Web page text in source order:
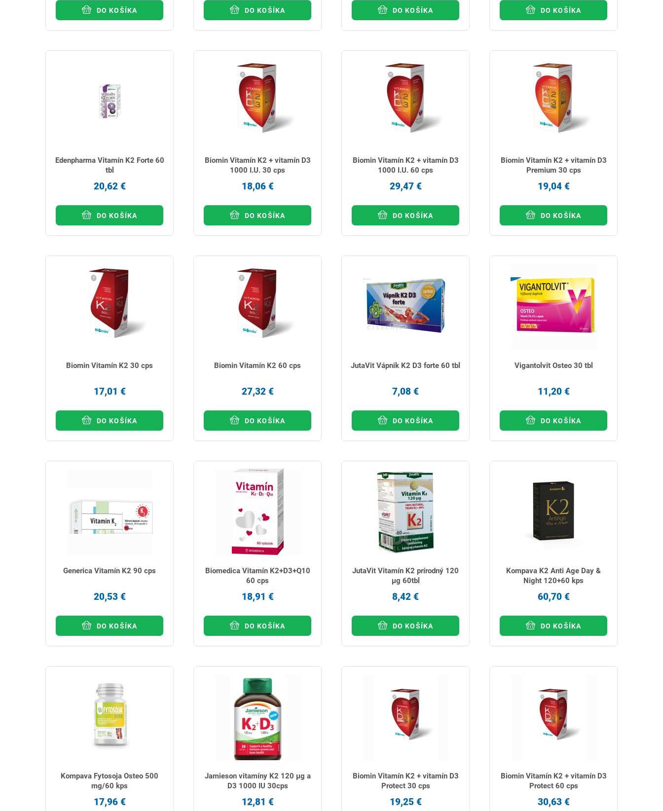
DO KOŠÍKA DO KOŠÍKA DO KOŠÍKA DO KOŠÍKA
Edenpharma Vitamín K2 Forte 60
tbl
20,62 €
DO KOŠÍKA
Biomin Vitamín K2 + vitamín D3
1000 I.U. 30 cps
18,06 €
DO KOŠÍKA
Biomin Vitamín K2 + vitamín D3
1000 I.U. 60 cps
29,47 €
DO KOŠÍKA
Biomin Vitamín K2 + vitamín D3
Premium 30 cps
19,04 €
DO KOŠÍKA
Biomin Vitamín K2 30 cps
17,01 €
DO KOŠÍKA
Biomin Vitamín K2 60 cps
27,32 €
DO KOŠÍKA
JutaVit Vápnik K2 D3 forte 60 tbl
7,08 €
DO KOŠÍKA
Vigantolvit Osteo 30 tbl
11,20 €
DO KOŠÍKA
Generica Vitamín K2 90 cps
20,53 €
DO KOŠÍKA
Biomedica Vitamín K2+D3+Q10
60 cps
18,91 €
DO KOŠÍKA
JutaVit Vitamín K2 prírodný 120
µg 60tbl
8,42 €
DO KOŠÍKA
Kompava K2 Anti Age Day &
Night 120+60 kps
60,70 €
DO KOŠÍKA
Kompava Fytosoja Osteo 500
mg/60 kps
17,96 €
Jamieson vitamíny K2 120 μg a
D3 1000 IU 30cps
12,81 €
Biomin Vitamín K2 + vitamín D3
Protect 30 cps
19,25 €
Biomin Vitamín K2 + vitamín D3
Protect 60 cps
30,63 €